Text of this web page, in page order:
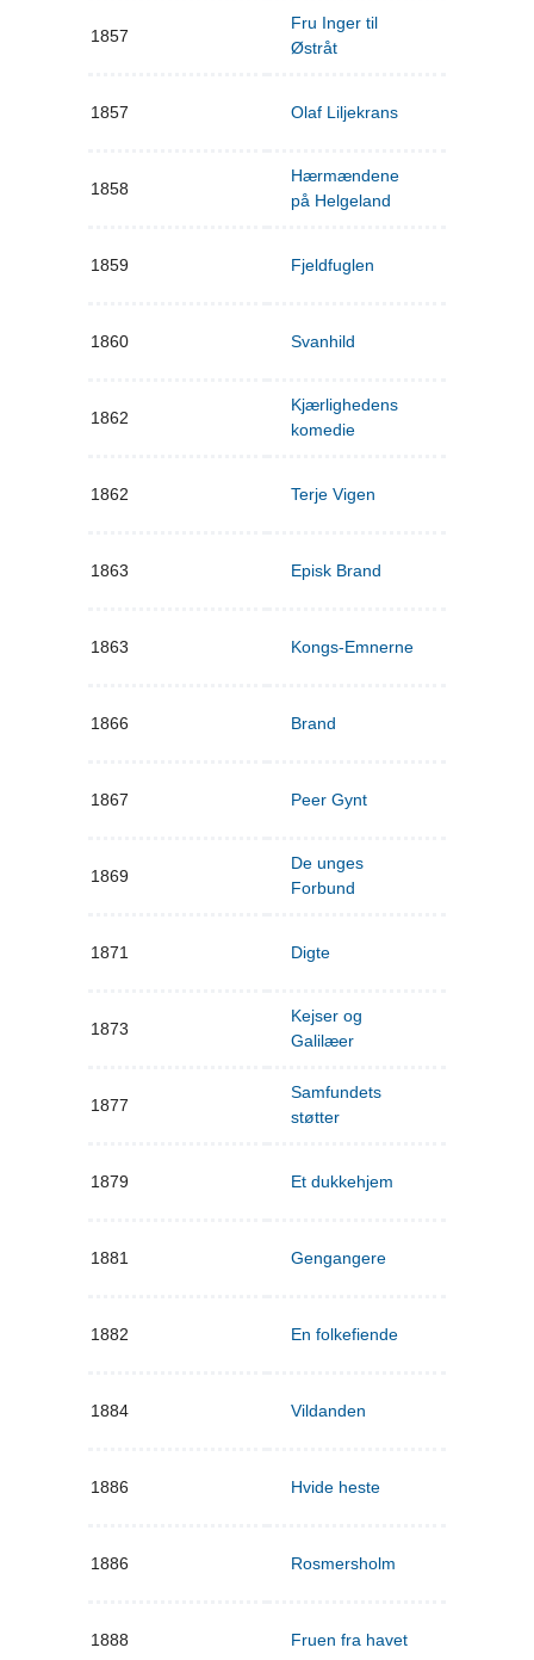
1857
Fru Inger til
Østråt
1857 Olaf Liljekrans
1858
Hærmændene
på Helgeland
1859 Fjeldfuglen
1860 Svanhild
1862
Kjærlighedens
komedie
1862 Terje Vigen
1863 Episk Brand
1863 Kongs-Emnerne
1866 Brand
1867 Peer Gynt
1869
De unges
Forbund
1871 Digte
1873
Kejser og
Galilæer
1877
Samfundets
støtter
1879 Et dukkehjem
1881 Gengangere
1882 En folkefiende
1884 Vildanden
1886 Hvide heste
1886 Rosmersholm
1888 Fruen fra havet